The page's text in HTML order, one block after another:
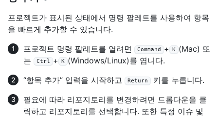
프로젝트가 표시된 상태에서 명령 팔레트를 사용하여 항목
을 빠르게 추가할 수 있습니다.
프로젝트 명령 팔레트를 열려면
Command + K (Mac) 또
는
Ctrl + K (Windows/Linux)를 엽니다.
“항목 추가” 입력을 시작하고
Return
키를 누릅니다.
필요에 따라 리포지토리를 변경하려면 드롭다운을 클
릭하고 리포지토리를 선택합니다. 또한 특정 이슈 및